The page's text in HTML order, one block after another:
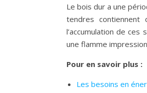
Le bois dur a une
tendres contiennent
l’accumulation de
une flamme
Pour en savoir plus :
Les besoins en